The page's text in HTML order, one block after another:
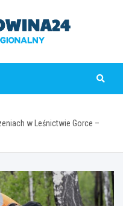
w Leśnictwie Gorce –